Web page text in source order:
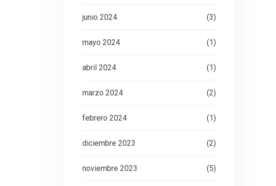
junio 2024 (3)
mayo 2024 (1)
abril 2024 (1)
marzo 2024 (2)
febrero 2024 (1)
diciembre 2023 (2)
noviembre 2023 (5)